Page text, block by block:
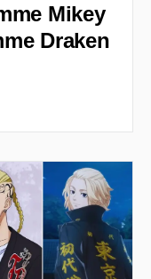
Mikey
Draken